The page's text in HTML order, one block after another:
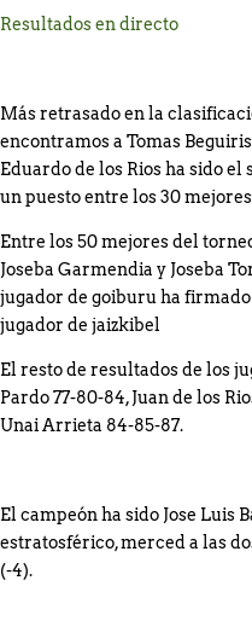
Resultados en directo
Más retrasado en la
encontramos a Tomas
Eduardo de los Rios ha sido
un puesto entre los 30
Entre los 50 mejores del
Joseba Garmendia y Joseba
jugador de goiburu ha
jugador de jaizkibel
El resto de resultados de los
Pardo 77-80-84, Juan de los
Unai Arrieta 84-85-87.
El campeón ha sido Jose Luis
estratosférico, merced a las
(-4).